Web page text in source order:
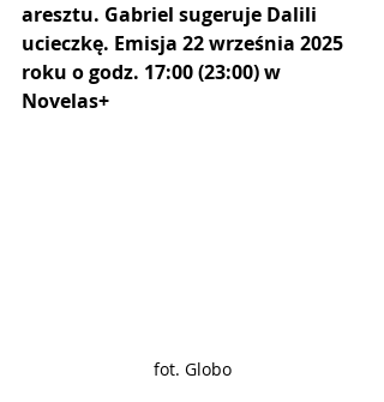
aresztu. Gabriel sugeruje Dalili
ucieczkę. Emisja 22 września 2025
roku o godz. 17:00 (23:00) w
Novelas+
fot. Globo